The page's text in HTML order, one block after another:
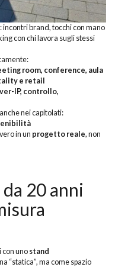
incontri brand, tocchi con mano
con chi lavora sugli stessi
room, conference, aula
e retail
IP, controllo,
nei capitolati:
in un progetto reale, non
20 anni
con uno stand
“statica”, ma come spazio